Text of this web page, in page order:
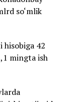
so‘mlik
hisobiga 42
mingta ish